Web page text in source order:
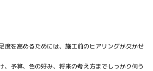
度を高めるためには、施工前のヒアリングが欠かせ
、予算、色の好み、将来の考え方までしっかり伺う